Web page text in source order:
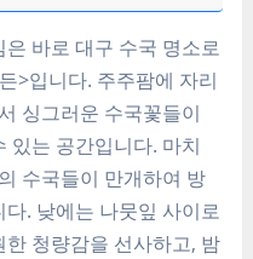
바로 대구 수국 명소로
>입니다. 주주팜에 자리
싱그러운 수국꽃들이
있는 공간입니다. 마치
수국들이 만개하여 방
. 낮에는 나뭇잎 사이로
청량감을 선사하고, 밤